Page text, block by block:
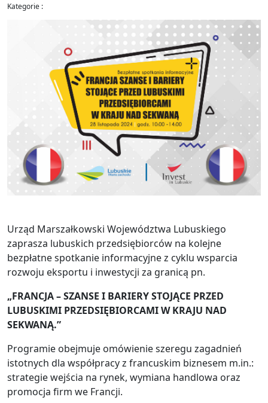
Kategorie :
Urząd Marszałkowski Województwa Lubuskiego
zaprasza lubuskich przedsiębiorców na kolejne
bezpłatne spotkanie informacyjne z cyklu wsparcia
rozwoju eksportu i inwestycji za granicą pn.
„FRANCJA – SZANSE I BARIERY STOJĄCE PRZED
LUBUSKIMI PRZEDSIĘBIORCAMI W KRAJU NAD
SEKWANĄ.”
Programie obejmuje omówienie szeregu zagadnień
istotnych dla współpracy z francuskim biznesem m.in.:
strategie wejścia na rynek, wymiana handlowa oraz
promocja firm we Francji.